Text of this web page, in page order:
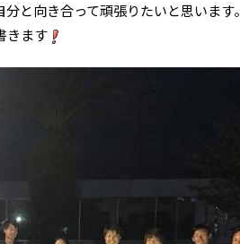
と向き合って頑張りたいと思います。
きます